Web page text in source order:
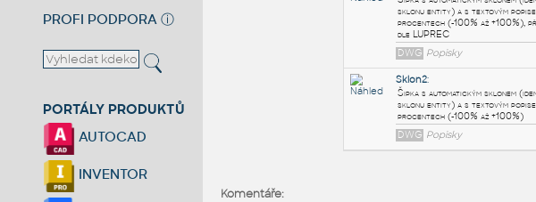
PROFI PODPORA ⓘ
PORTÁLY PRODUKTŮ
AUTOCAD
INVENTOR
Sklon1:
Komentáře: